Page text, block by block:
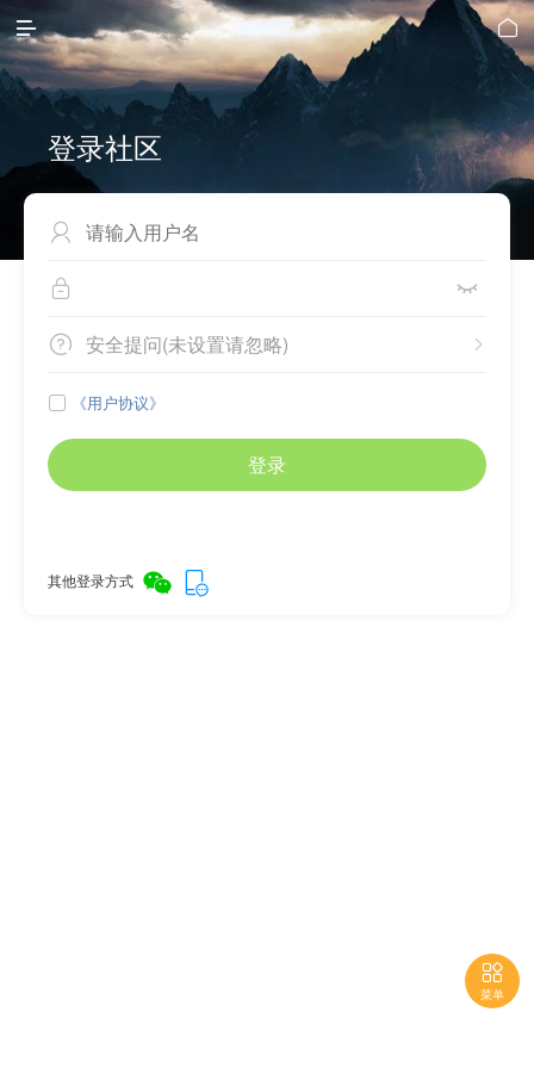
 
登录社区

 
 
安全提问(未设置请忽略)
 《用户协议》
登录
其他登录方式

菜单